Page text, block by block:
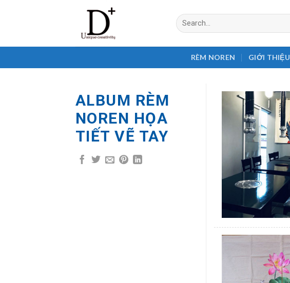
Search
for:
RÈM NOREN GIỚI THIỆU
ALBUM RÈM
NOREN HỌA
TIẾT VẼ TAY